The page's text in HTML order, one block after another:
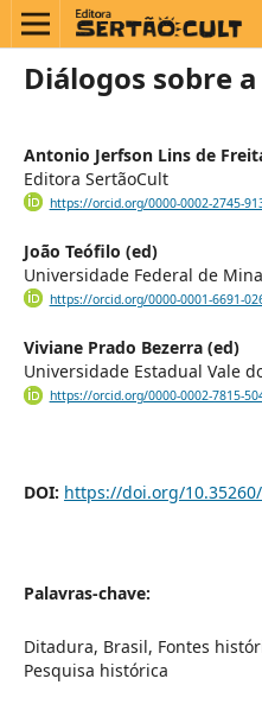
Diálogos sobre
Antonio Jerfson Lins de
Editora SertãoCult
https://orcid.org/0000-0002-2745-
João Teófilo (ed)
Universidade Federal de
https://orcid.org/0000-0001-6691-
Viviane Prado Bezerra (ed)
Universidade Estadual Vale
https://orcid.org/0000-0002-7815-
DOI: https://doi.org/10.35260/
Palavras-chave:
Ditadura, Brasil, Fontes
Pesquisa histórica